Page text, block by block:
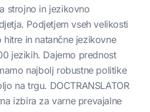
strojno in jezikovno
Podjetjem vseh velikosti
in natančne jezikovne
jezikih. Dajemo prednost
najbolj robustne politike
na trgu. DOCTRANSLATOR
izbira za varne prevajalne